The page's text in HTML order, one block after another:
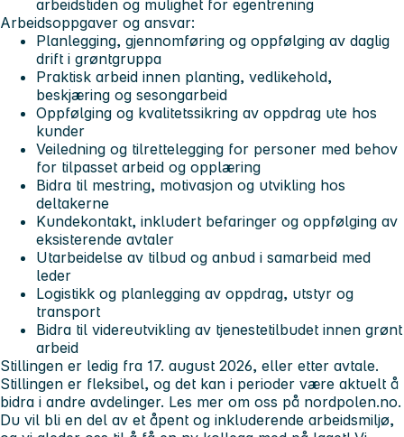
arbeidstiden og mulighet for egentrening
Arbeidsoppgaver og ansvar:
Planlegging, gjennomføring og oppfølging av daglig
drift i grøntgruppa
Praktisk arbeid innen planting, vedlikehold,
beskjæring og sesongarbeid
Oppfølging og kvalitetssikring av oppdrag ute hos
kunder
Veiledning og tilrettelegging for personer med behov
for tilpasset arbeid og opplæring
Bidra til mestring, motivasjon og utvikling hos
deltakerne
Kundekontakt, inkludert befaringer og oppfølging av
eksisterende avtaler
Utarbeidelse av tilbud og anbud i samarbeid med
leder
Logistikk og planlegging av oppdrag, utstyr og
transport
Bidra til videreutvikling av tjenestetilbudet innen grønt
arbeid
Stillingen er ledig fra 17. august 2026, eller etter avtale.
Stillingen er fleksibel, og det kan i perioder være aktuelt å
bidra i andre avdelinger. Les mer om oss på nordpolen.no.
Du vil bli en del av et åpent og inkluderende arbeidsmiljø,